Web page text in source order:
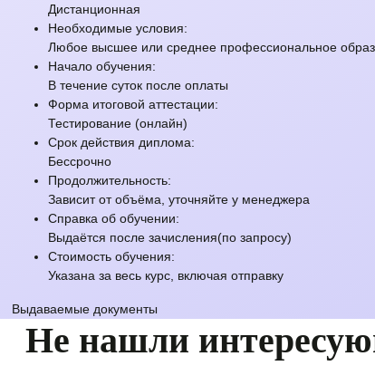
Дистанционная
Необходимые условия:
Любое высшее или среднее профессиональное
Начало обучения:
В течение суток после оплаты
Форма итоговой аттестации:
Тестирование (онлайн)
Срок действия диплома:
Бессрочно
Продолжительность:
Зависит от объёма, уточняйте у менеджера
Справка об обучении:
Выдаётся после зачисления(по запросу)
Стоимость обучения:
Указана за весь курс, включая отправку
Выдаваемые документы
Не нашли